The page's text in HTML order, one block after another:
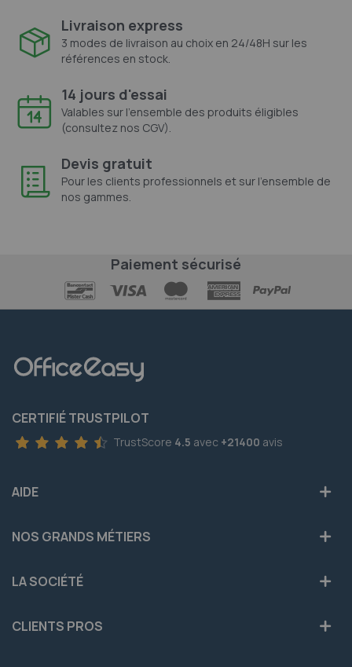
Livraison express
3 modes de livraison au choix en 24/48H sur les
références en stock.
14 jours d'essai
Valables sur l'ensemble des produits éligibles
(consultez nos CGV).
Devis gratuit
Pour les clients professionnels et sur l'ensemble de
nos gammes.
Paiement sécurisé
CERTIFIÉ TRUSTPILOT
TrustScore 4.5 avec +21400 avis
AIDE
NOS GRANDS MÉTIERS
LA SOCIÉTÉ
CLIENTS PROS